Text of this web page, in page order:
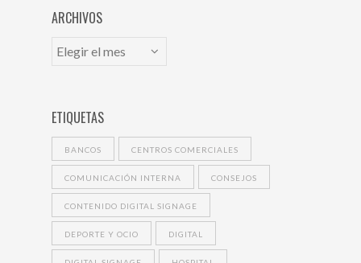
ARCHIVOS
ETIQUETAS
BANCOS CENTROS COMERCIALES
COMUNICACIÓN INTERNA CONSEJOS
CONTENIDO DIGITAL SIGNAGE
DEPORTE Y OCIO DIGITAL